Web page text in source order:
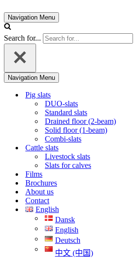
Navigation Menu
Search for...
Navigation Menu
Pig slats
DUO-slats
Standard slats
Drained floor (2-beam)
Solid floor (1-beam)
Combi-slats
Cattle slats
Livestock slats
Slats for calves
Films
Brochures
About us
Contact
English
Dansk
English
Deutsch
中文 (中国)